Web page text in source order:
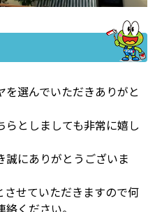
選んでいただきありがと
らとしましても非常に嬉し
誠にありがとうございま
せていただきますので何
ください。